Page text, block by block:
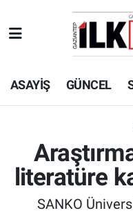
ASAYİŞ GÜNCEL
literatüre
SANKO
EKONOMİ
SİYASET
SPOR
TEKNOLOJİ
Beyoğlu Hava
Beyoğlu Trafik
Süper Lig Puan
Tüm Manşetler
Son Dakika